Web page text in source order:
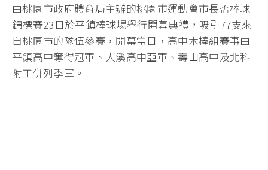
由桃園市政府體育局主辦的桃園市運動會市長盃棒球
錦標賽23日於平鎮棒球場舉行開幕典禮，吸引77支來
自桃園市的隊伍參賽，開幕當日，高中木棒組賽事由
平鎮高中奪得冠軍、大溪高中亞軍、壽山高中及北科
附工併列季軍。